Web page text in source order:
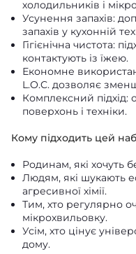
холодильників і
Усунення запахів:
запахів у кухонній
Гігієнічна чистота:
контактують із їжею.
Економне
L.O.C. дозволяє
Комплексний
поверхонь і техніки.
Кому підходить цей
Родинам, які хочуть
Людям, які шукають
агресивної хімії.
Тим, хто регулярно
мікрохвильовку.
Усім, хто цінує
дому.